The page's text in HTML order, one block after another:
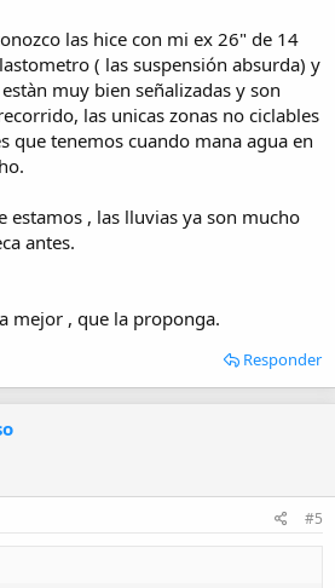
las hice con mi ex 26" de 14
( las suspensión absurda) y
muy bien señalizadas y son
las unicas zonas no ciclables
que tenemos cuando mana agua en
estamos , las lluvias ya son mucho
antes.
mejor , que la proponga.
Responder
#5